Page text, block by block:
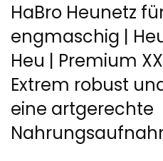
HaBro Heunetz
engmaschig |
Heu | Premium
Extrem robust
eine artgerechte